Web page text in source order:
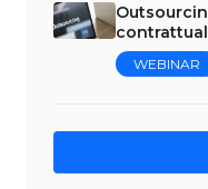
WEBINAR